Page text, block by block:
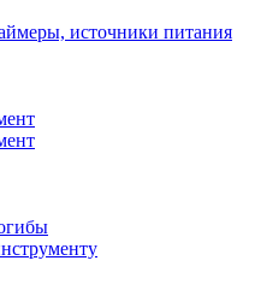
источники питания